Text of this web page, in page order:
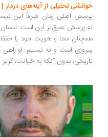
تحلیلی از آینه‌های دردار |
اصلی رمان صرفاً این نیست که
عمیق‌تر این است: انسان پس
معنا و هویت خود را حفظ کند؟...
است و نه تسلیم. او راهی دیگر
بدون آنکه به خیانت، گریز از